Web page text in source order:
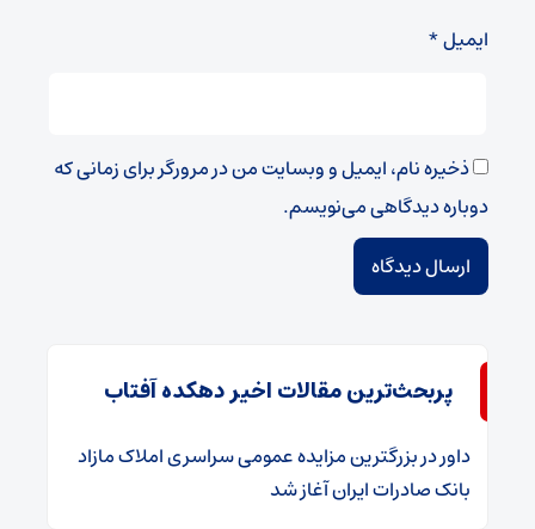
ایمیل*
ذخیره نام، ایمیل و وبسایت من در مرورگر برای زمانی که
دوباره دیدگاهی می‌نویسم.
پربحث‌ترین مقالات اخیر دهکده آفتاب
داوردر​بزرگترین مزایده عمومی سراسری املاک مازاد
بانک صادرات ایران آغاز شد